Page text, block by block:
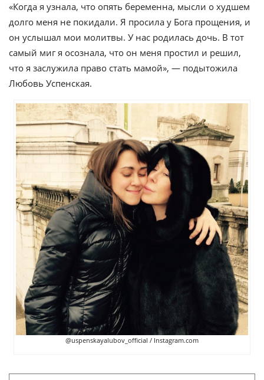
«Когда я узнала, что опять беременна, мысли о худшем
долго меня не покидали. Я просила у Бога прощения, и
он услышал мои молитвы. У нас родилась дочь. В тот
самый миг я осознала, что он меня простил и решил,
что я заслужила право стать мамой», — подытожила
Любовь Успенская.
@uspenskayalubov_official / Instagram.com